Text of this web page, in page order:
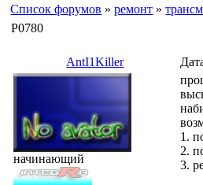
Список форумов » ремонт »
P0780
AntI1Killer
начинающий
1.
2.
3.